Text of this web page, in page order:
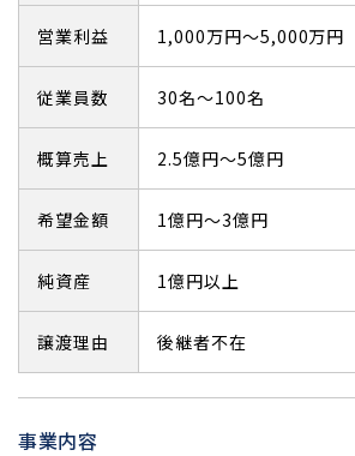
営業利益 1,000万円～5,000万円
従業員数 30名～100名
概算売上 2.5億円～5億円
希望金額 1億円～3億円
純資産 1億円以上
譲渡理由 後継者不在
事業内容